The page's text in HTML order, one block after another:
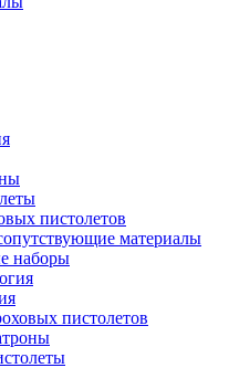
пистолетов
материалы
наборы
пистолетов